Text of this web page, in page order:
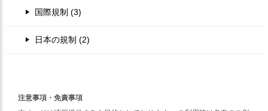
国際規制 (3)
日本の規制 (2)
注意事項・免責事項